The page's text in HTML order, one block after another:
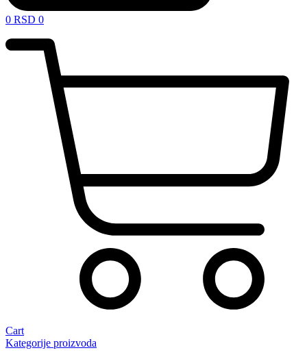
0 RSD 0
Cart
Kategorije proizvoda